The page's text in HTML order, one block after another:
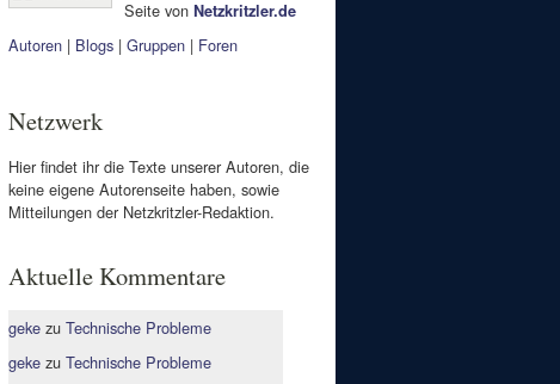
Seite von Netzkritzler.de
Autoren | Blogs | Gruppen | Foren
Netzwerk
Hier findet ihr die Texte unserer Autoren, die
keine eigene Autorenseite haben, sowie
Mitteilungen der Netzkritzler-Redaktion.
Aktuelle Kommentare
geke zu Technische Probleme
geke zu Technische Probleme